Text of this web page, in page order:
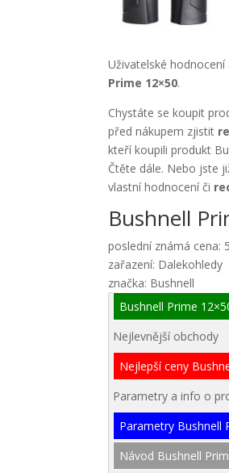
Uživatelské
Prime 12×50.
Chystáte se koupit
před nákupem zjistit
kteří koupili produkt
Čtěte dále. Nebo jste
vlastní hodnocení či
Bushnell
poslední známá cena:
zařazení: Dalekohledy
značka: Bushnell
Bushnell Prime
Nejlevnější obchody
Nejlepší ceny
Parametry a info o
Parametry Bushnell
Návod Bushnell